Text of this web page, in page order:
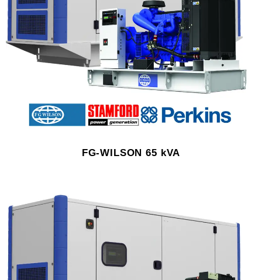
FG-WILSON 65 kVA